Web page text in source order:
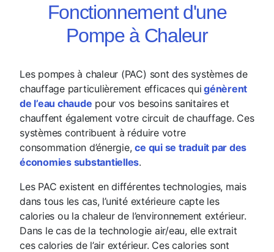
Fonctionnement d'une
Pompe à Chaleur
Les pompes à chaleur (PAC) sont des systèmes de
chauffage particulièrement efficaces qui génèrent
de l’eau chaude pour vos besoins sanitaires et
chauffent également votre circuit de chauffage. Ces
systèmes contribuent à réduire votre
consommation d’énergie,ce qui se traduit par des
économies substantielles.
Les PAC existent en différentes technologies, mais
dans tous les cas, l’unité extérieure capte les
calories ou la chaleur de l’environnement extérieur.
Dans le cas de la technologie air/eau, elle extrait
ces calories de l’air extérieur. Ces calories sont